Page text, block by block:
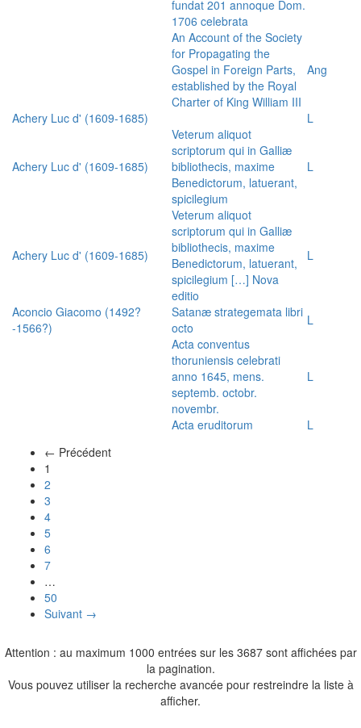
fundat 201 annoque Dom.
1706 celebrata
An Account of the Society
for Propagating the
Gospel in Foreign Parts,
established by the Royal
Charter of King William III
Ang
Achery Luc d' (1609-1685) L
Achery Luc d' (1609-1685)
Veterum aliquot
scriptorum qui in Galliæ
bibliothecis, maxime
Benedictorum, latuerant,
spicilegium
L
Achery Luc d' (1609-1685)
Veterum aliquot
scriptorum qui in Galliæ
bibliothecis, maxime
Benedictorum, latuerant,
spicilegium […] Nova
editio
L
Aconcio Giacomo (1492?
-1566?)
Satanæ strategemata libri
octo
L
Acta conventus
thoruniensis celebrati
anno 1645, mens.
septemb. octobr.
novembr.
L
Acta eruditorum
L
← Précédent
1
2
3
4
5
6
7
…
50
Suivant →
Attention : au maximum 1000 entrées sur les 3687 sont affichées par
la pagination.
Vous pouvez utiliser la recherche avancée pour restreindre la liste à
afficher.